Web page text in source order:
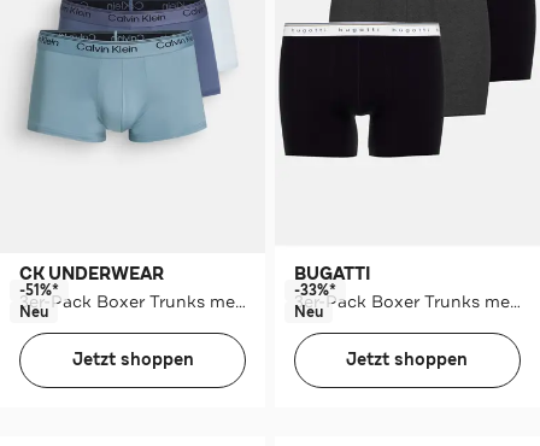
CK UNDERWEAR
3er-Pack Boxer Trunks mehrfarbig
-51%*
Neu
Jetzt shoppen
BUGATTI
3er-Pack Boxer Trunks mehrfarbig
-33%*
Neu
Jetzt shoppen